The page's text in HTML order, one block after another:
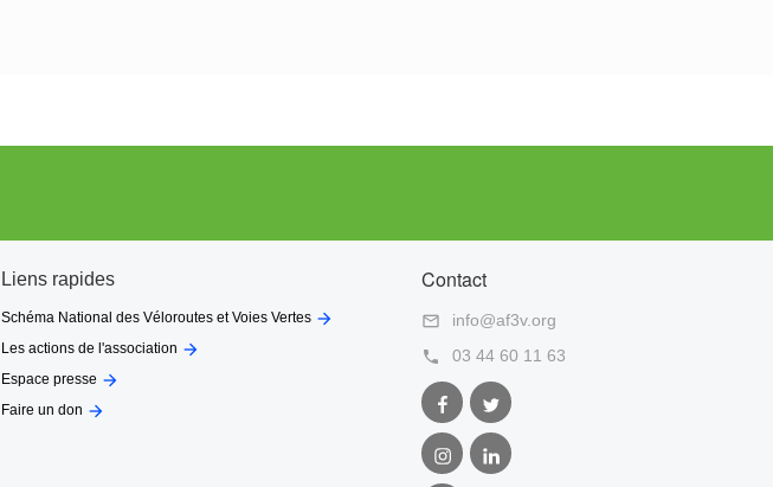
Liens rapides
Schéma National des Véloroutes et Voies Vertes 
Les actions de l'association 
Espace presse 
Faire un don 
Contact

info@af3v.org

03 44 60 11 63
Facebook
AF3V
Twitter
AF3V
Instagram
AF3V
LinkedIn
AF3V